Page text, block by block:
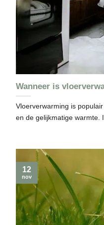
Wanneer is
Vloerverwarming is
en de gelijkmatige warmte.
12
nov